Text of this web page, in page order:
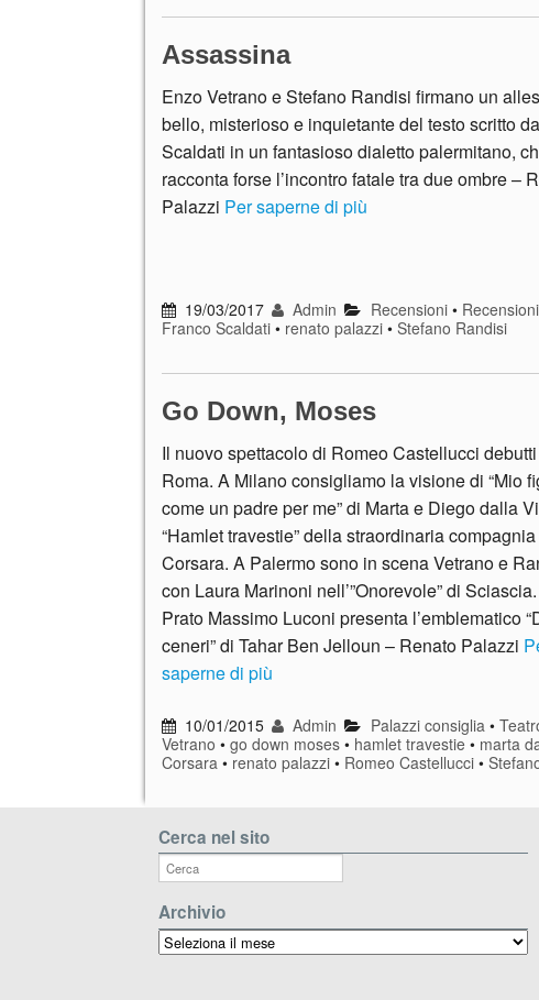
Assassina
Enzo Vetrano e Stefano Randisi firmano un
bello, misterioso e inquietante del testo scritto
Scaldati in un fantasioso dialetto palermitano,
racconta forse l’incontro fatale tra due ombre –
Palazzi Per saperne di più
19/03/2017 Admin Recensioni•
Franco Scaldati • renato palazzi • Stefano Randisi
Go Down, Moses
Il nuovo spettacolo di Romeo Castellucci
Roma. A Milano consigliamo la visione di “Mio
come un padre per me” di Marta e Diego dalla
“Hamlet travestie” della straordinaria
Corsara. A Palermo sono in scena Vetrano e
con Laura Marinoni nell’”Onorevole” di
Prato Massimo Luconi presenta l’emblematico
ceneri” di Tahar Ben Jelloun – Renato Palazzi
saperne di più
10/01/2015 Admin Palazzi consiglia•
Vetrano • go down moses • hamlet travestie • marta
Corsara • renato palazzi • Romeo Castellucci •
Cerca nel sito
Archivio
Archivio